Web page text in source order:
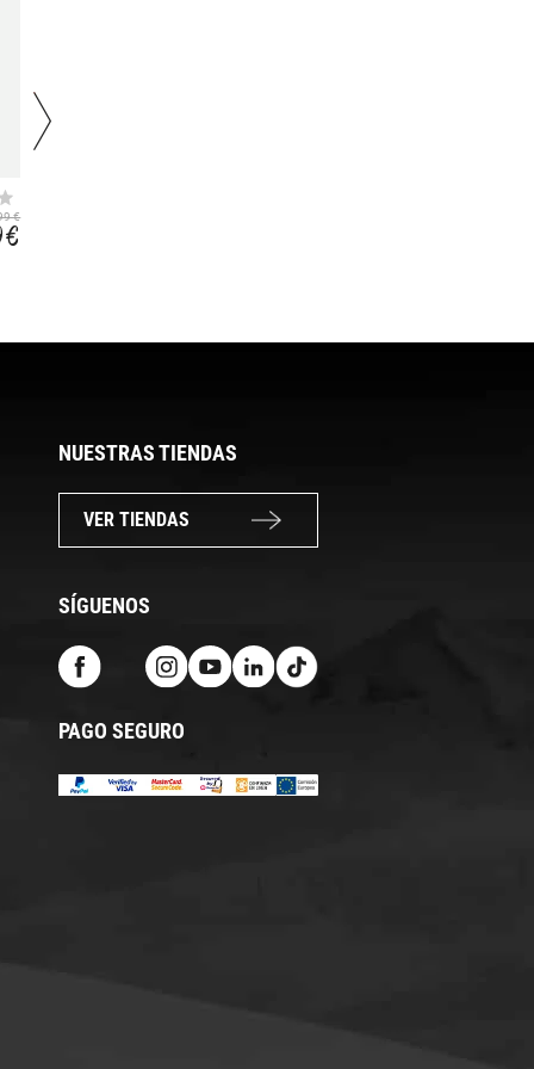
€
€
NUESTRAS TIENDAS
VER TIENDAS
SÍGUENOS
PAGO SEGURO